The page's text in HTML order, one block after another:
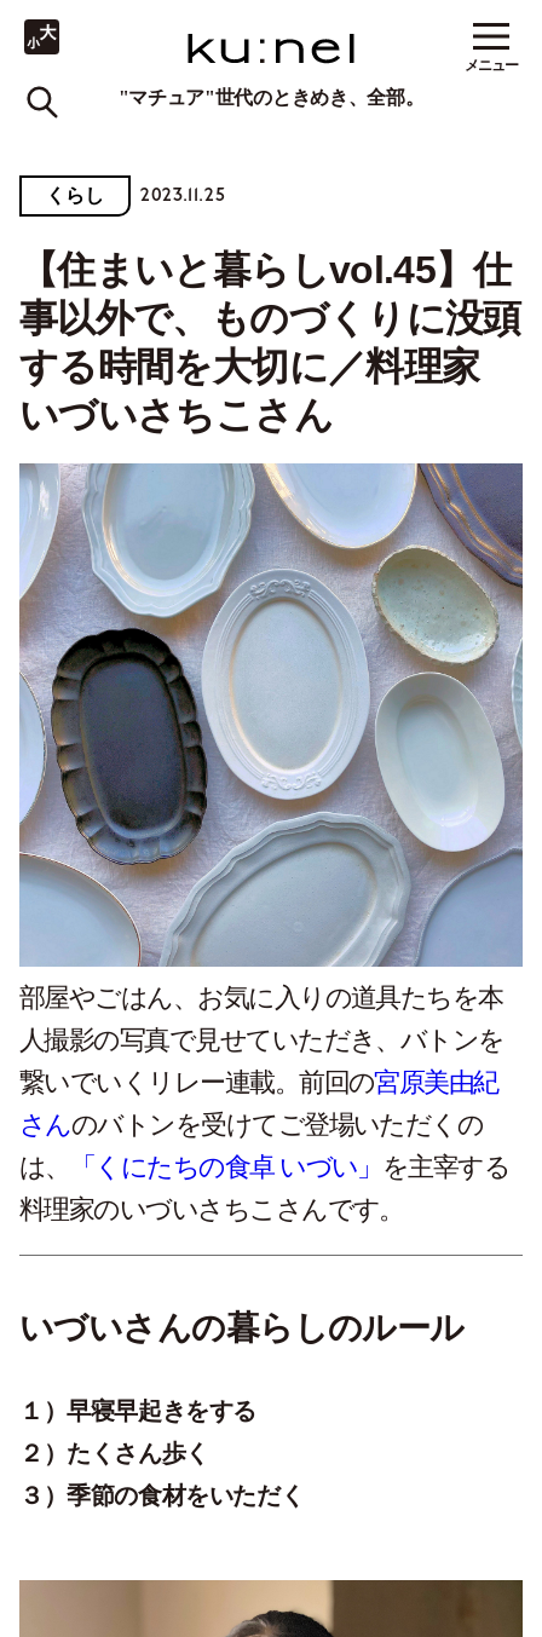
"マチュア"世代のときめき、全部。
メニュー
くらし 2023.11.25
【住まいと暮らしvol.45】仕
事以外で、ものづくりに没頭
する時間を大切に／料理家
いづいさちこさん
部屋やごはん、お気に入りの道具たちを本
人撮影の写真で見せていただき、バトンを
繋いでいくリレー連載。前回の宮原美由紀
さんのバトンを受けてご登場いただくの
は、
「くにたちの食卓 いづい」 を主宰する
料理家のいづいさちこさんです。
いづいさんの暮らしのルール
１）早寝早起きをする
２）たくさん歩く
３）季節の食材をいただく